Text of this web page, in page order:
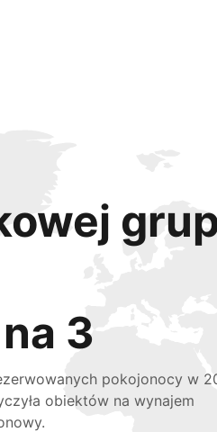
3
pokojonocy w
obiektów na wynajem